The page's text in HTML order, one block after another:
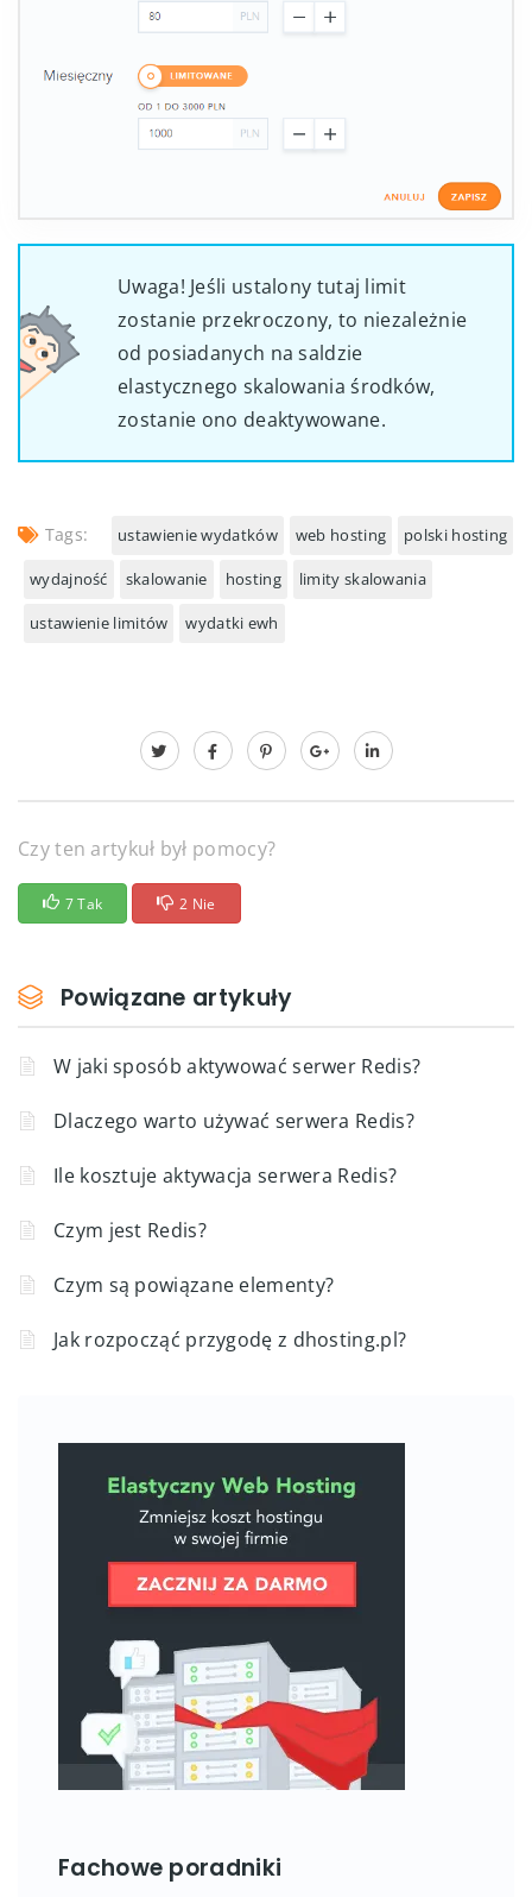
Uwaga! Jeśli ustalony tutaj limit
zostanie przekroczony, to niezależnie
od posiadanych na saldzie
elastycznego skalowania środków,
zostanie ono deaktywowane.
Tags: ustawienie wydatków web hosting polski hosting
wydajność skalowanie hosting limity skalowania
ustawienie limitów wydatki ewh
Czy ten artykuł był pomocy?
7 Tak 2 Nie
Powiązane artykuły
W jaki sposób aktywować serwer Redis?
Dlaczego warto używać serwera Redis?
Ile kosztuje aktywacja serwera Redis?
Czym jest Redis?
Czym są powiązane elementy?
Jak rozpocząć przygodę z dhosting.pl?
Fachowe poradniki